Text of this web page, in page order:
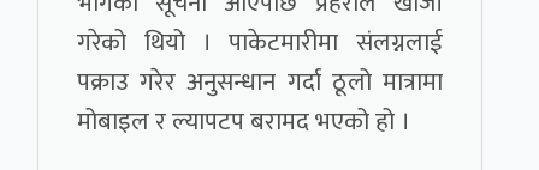
गरेको थियो । पाकेटमारीमा संलग्नलाई
पक्राउ गरेर अनुसन्धान गर्दा ठूलो मात्रामा
मोबाइल र ल्यापटप बरामद भएको हो ।